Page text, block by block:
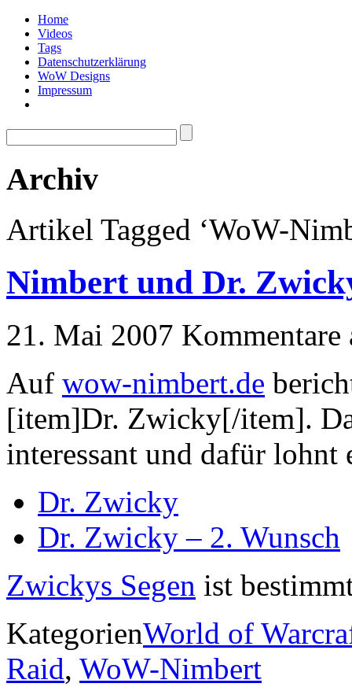
Home
Videos
Tags
Datenschutzerklärung
WoW Designs
Impressum
Archiv
Artikel Tagged ‘WoW-
Nimbert und Dr.
21. Mai 2007 Kommentare
Auf wow-nimbert.de
[item]Dr. Zwicky[/item].
interessant und dafür lohnt
Dr. Zwicky
Dr. Zwicky – 2. Wunsch
Zwickys Segen ist
KategorienWorld of
Raid, WoW-Nimbert